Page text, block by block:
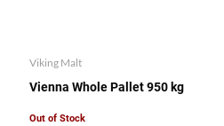
Viking Malt
Vienna Whole Pallet 950 kg
Out of Stock